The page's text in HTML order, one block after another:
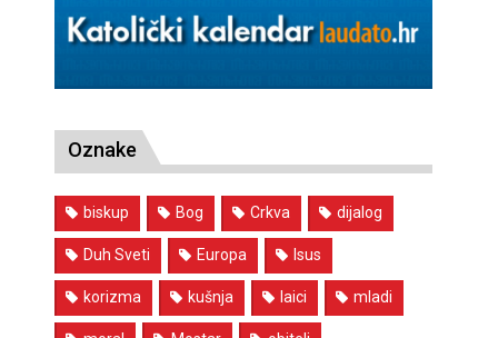
Oznake
biskup Bog Crkva dijalog
Duh Sveti Europa Isus
korizma kušnja laici mladi